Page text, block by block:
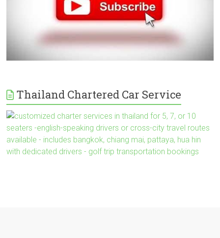
Thailand Chartered Car Service